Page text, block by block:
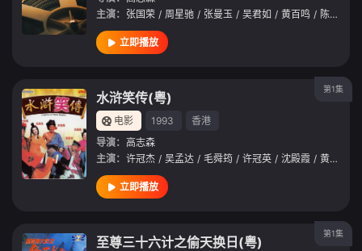
主演： 张国荣 / 周星驰 / 张曼玉 / 吴君如 / 黄百鸣 / 陈淑兰
立即播放
第1集
水浒笑传(粤)
电影 1993
香港
导演： 高志森
主演： 许冠杰 / 吴孟达 / 毛舜筠 / 许冠英 / 沈殿霞 / 黄光亮
立即播放
第1集
至尊三十六计之偷天换日(粤)